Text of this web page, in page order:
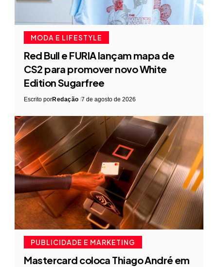
MODA E LIFESTYLE
Red Bull e FURIA lançam mapa de
CS2 para promover novo White
Edition Sugarfree
Escrito porRedação 7 de agosto de 2026
PUBLICIDADE E MARKETING
Mastercard coloca Thiago André em